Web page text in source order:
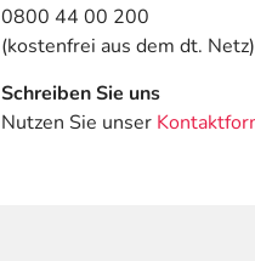
0800 44 00 200
(kostenfrei aus dem dt. Netz)
Schreiben Sie uns
Nutzen Sie unser